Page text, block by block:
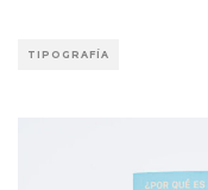
TIPOGRAFÍA